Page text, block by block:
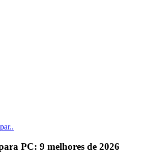
PC: 9 melhores de 2026